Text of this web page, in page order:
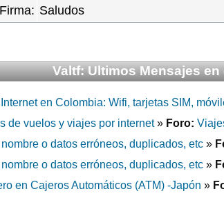
Firma: Saludos
Valtf: Ultimos Mensajes en
en Colombia: Wifi, tarjetas SIM,
de vuelos y viajes por internet» Foro:
o datos erróneos, duplicados, etc »
o datos erróneos, duplicados, etc »
en Cajeros Automáticos (ATM) -Japón »